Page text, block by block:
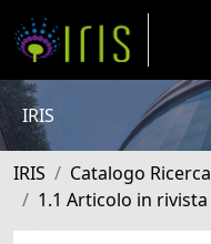
IRIS
IRIS Catalogo Ricerca
1.1 Articolo in rivista